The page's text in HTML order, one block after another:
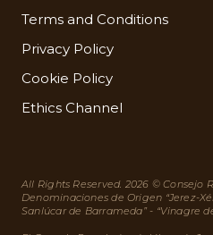
Terms and Conditions
Privacy Policy
Cookie Policy
Ethics Channel
All Rights Reserved. 2026 © Consejo
Denominaciones de Origen “Jerez-
Sanlúcar de Barrameda” - “Vinagre